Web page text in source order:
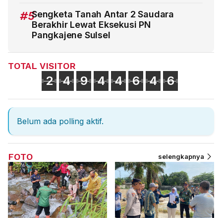
#5Sengketa Tanah Antar 2 Saudara
Berakhir Lewat Eksekusi PN
Pangkajene Sulsel
TOTAL VISITOR
2 4 9 4 4 6 4 6
Belum ada polling aktif.
FOTO selengkapnya